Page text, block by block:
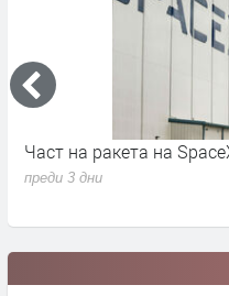
6G ще може да „вижда“
дишането и пулса